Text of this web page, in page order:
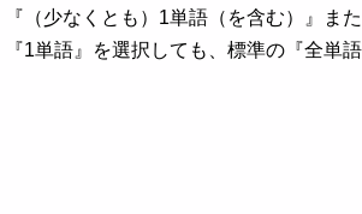
（少なくとも）1単語（を含む）』ま
1単語』を選択しても、標準の『全単語